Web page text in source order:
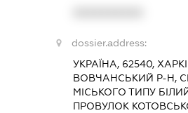
dossier.address:
УКРАЇНА, 62540,
ВОВЧАНСЬКИЙ Р-Н,
МІСЬКОГО ТИПУ
ПРОВУЛОК